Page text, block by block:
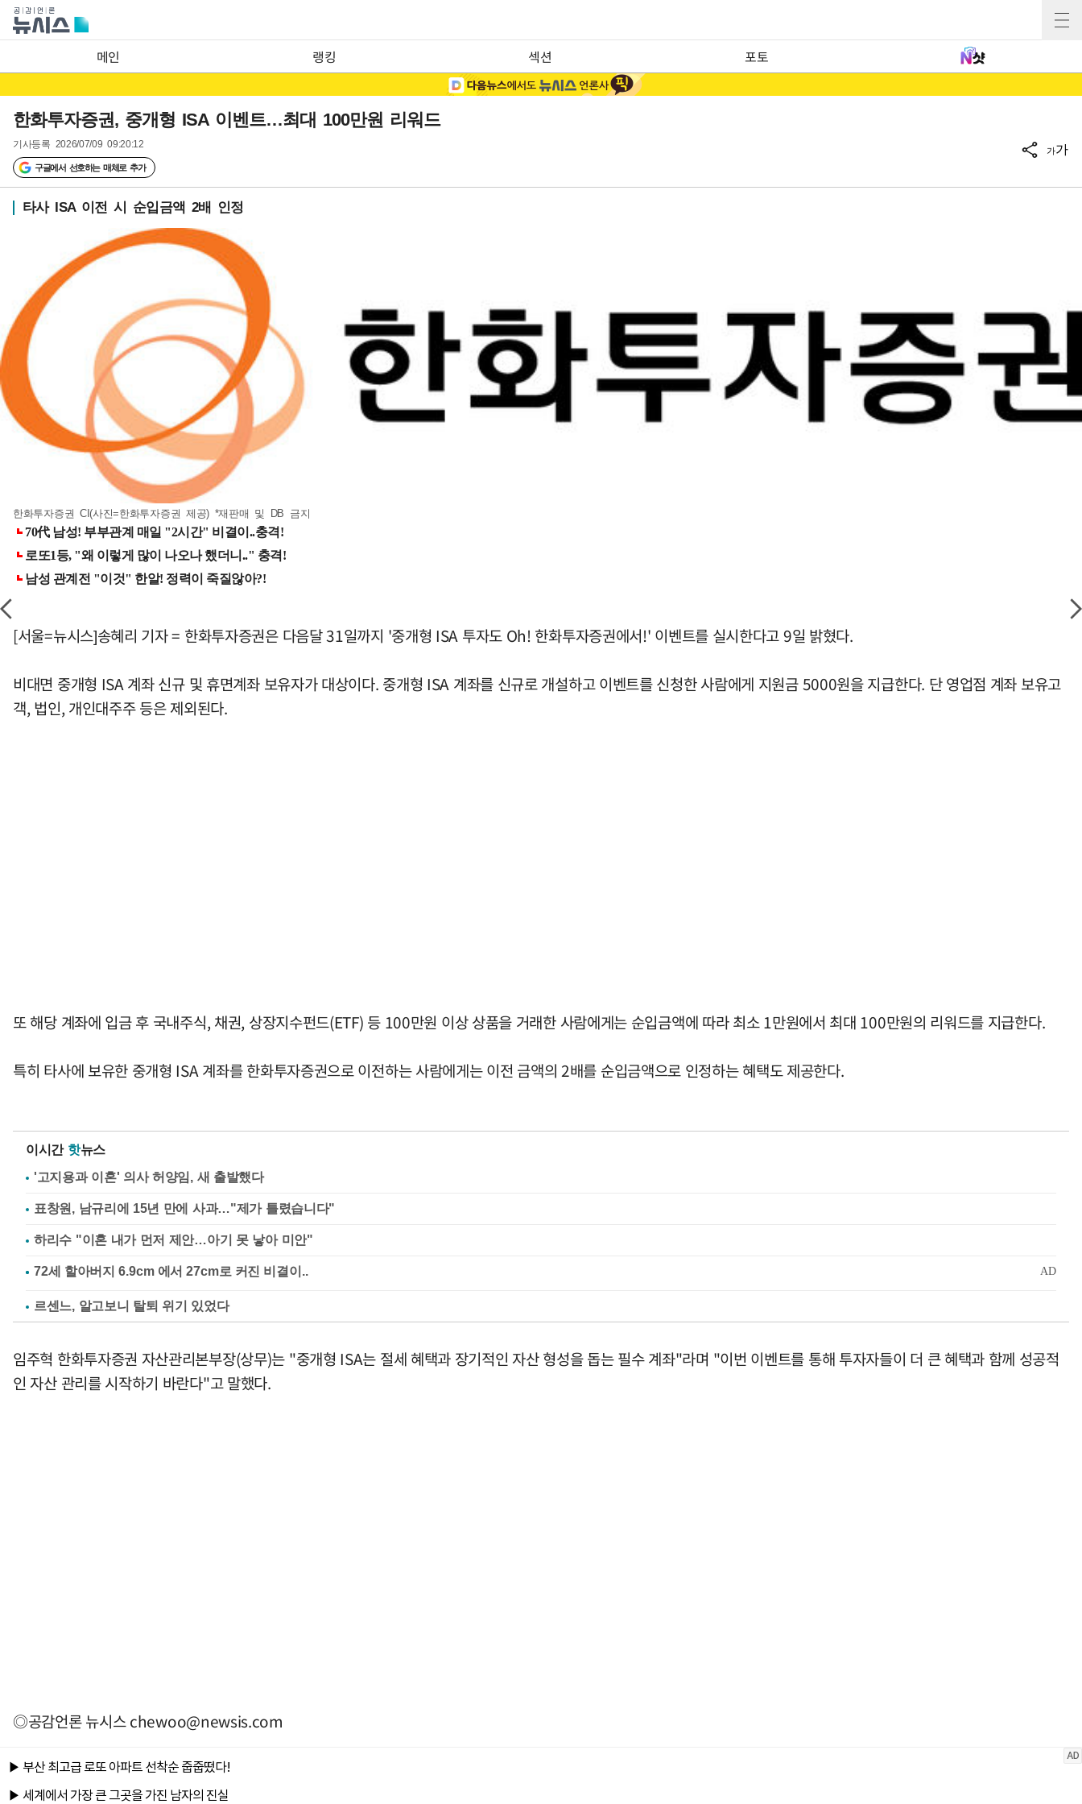
메인 랭킹 섹션 포토
한화투자증권, 중개형 ISA 이벤트…최대 100만원 리워드
기사등록 2026/07/09 09:20:12
구글에서 선호하는 매체로 추가
가가
타사 ISA 이전 시 순입금액 2배 인정
한화투자증권 CI(사진=한화투자증권 제공) *재판매 및 DB 금지
[서울=뉴시스]송혜리 기자 = 한화투자증권은 다음달 31일까지 '중개형 ISA 투자도 Oh! 한화투자증권에서!' 이벤트를 실시한다고 9일 밝혔다.
비대면 중개형 ISA 계좌 신규 및 휴면계좌 보유자가 대상이다. 중개형 ISA 계좌를 신규로 개설하고 이벤트를 신청한 사람에게 지원금 5000원을 지급한다. 단 영업점 계좌 보유고
객, 법인, 개인대주주 등은 제외된다.
또 해당 계좌에 입금 후 국내주식, 채권, 상장지수펀드(ETF) 등 100만원 이상 상품을 거래한 사람에게는 순입금액에 따라 최소 1만원에서 최대 100만원의 리워드를 지급한다.
특히 타사에 보유한 중개형 ISA 계좌를 한화투자증권으로 이전하는 사람에게는 이전 금액의 2배를 순입금액으로 인정하는 혜택도 제공한다.
이시간 핫뉴스
'고지용과 이혼' 의사 허양임, 새 출발했다
표창원, 남규리에 15년 만에 사과…"제가 틀렸습니다"
하리수 "이혼 내가 먼저 제안…아기 못 낳아 미안"
르센느, 알고보니 탈퇴 위기 있었다
임주혁 한화투자증권 자산관리본부장(상무)는 "중개형 ISA는 절세 혜택과 장기적인 자산 형성을 돕는 필수 계좌"라며 "이번 이벤트를 통해 투자자들이 더 큰 혜택과 함께 성공적
인 자산 관리를 시작하기 바란다"고 말했다.
◎공감언론 뉴시스chewoo@newsis.com